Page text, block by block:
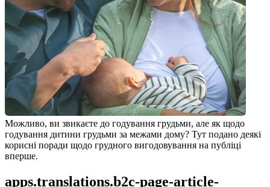
Можливо, ви звикаєте до годування грудьми, але як щодо
годування дитини грудьми за межами дому? Тут подано деякі
корисні поради щодо грудного вигодовування на публіці
вперше.
apps.translations.b2c-page-article-